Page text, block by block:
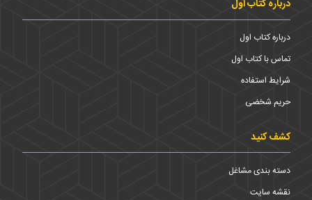
درباره کتاب اول
درباره کتاب اول
تماس با کتاب اول
شرایط استفاده
حریم شخضی
کشف کنید
دسته بندی مشاغل
نقشه سایت